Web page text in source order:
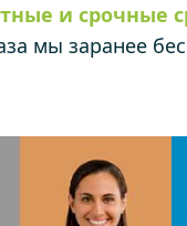
и срочные
мы заранее